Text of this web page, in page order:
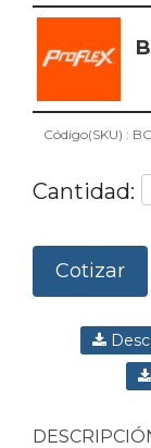
Código(SKU) :
Cantidad:
Cotizar